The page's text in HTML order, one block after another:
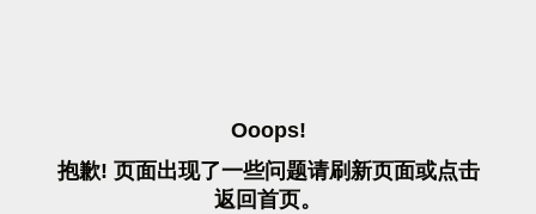
OOOPS!
抱歉! 页面出现了一些问题请刷 新页面或点击
返 回首页。